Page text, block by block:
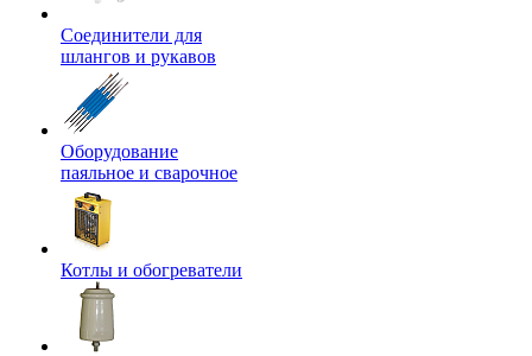
Соединители для
шлангов и рукавов
Оборудование
паяльное и сварочное
Котлы и обогреватели